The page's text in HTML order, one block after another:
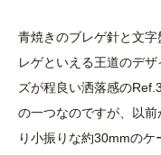
青焼きのブレゲ針と文
レゲといえる王道のデ
ズが程良い洒落感の
の一つなのですが、以
り小振りな約30mmのケ